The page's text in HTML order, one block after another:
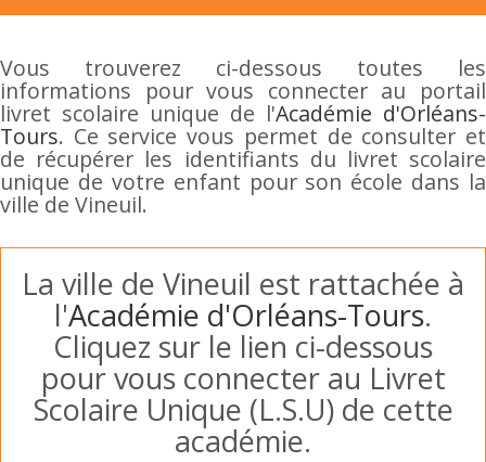
Vous trouverez ci-dessous toutes les
informations pour vous connecter au portail
livret scolaire unique de l'Académie d'Orléans-
Tours. Ce service vous permet de consulter et
de récupérer les identifiants du livret scolaire
unique de votre enfant pour son école dans la
ville de Vineuil.
La ville de Vineuil est rattachée à
l'Académie d'Orléans-Tours.
Cliquez sur le lien ci-dessous
pour vous connecter au Livret
Scolaire Unique (L.S.U) de cette
académie.